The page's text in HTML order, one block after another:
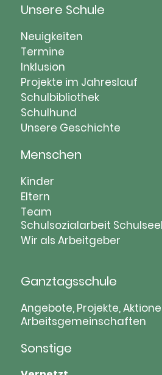
Unsere Schule
Navigation
überspringen
Neuigkeiten
Termine
Inklusion
Projekte im Jahreslauf
Schulbibliothek
Schulhund
Unsere Geschichte
Menschen
Navigation
überspringen
Kinder
Eltern
Team
Schulsozialarbeit
Wir als Arbeitgeber
Ganztagsschule
Navigation
überspringen
Angebote, Projekte,
Arbeitsgemeinschaften
Sonstige